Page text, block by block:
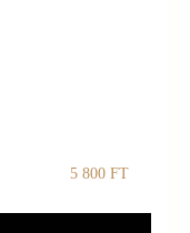
5 800 FT